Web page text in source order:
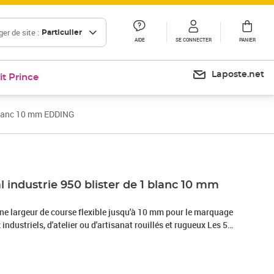
de site : Particulier
AIDE SE CONNECTER PANIER
Prince Laposte.net
10 mm EDDING
industrie 950 blister de 1 blanc 10 mm
largeur de course flexible jusqu'à 10 mm pour le marquage
d'atelier ou d'artisanat rouillés et rugueux Les 5
du marqueur sont idéales dans des conditions de faible
pâte hautement résistante et exceptionnelle est idéale